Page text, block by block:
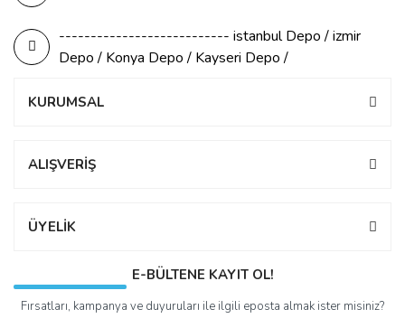
--------------------------- istanbul Depo / izmir
Depo / Konya Depo / Kayseri Depo /
KURUMSAL
ALIŞVERİŞ
ÜYELİK
E-BÜLTENE KAYIT OL!
Fırsatları, kampanya ve duyuruları ile ilgili eposta almak ister misiniz?